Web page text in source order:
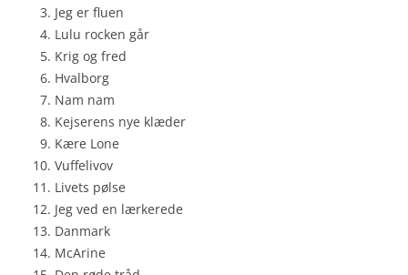
Jeg er fluen
Lulu rocken går
Krig og fred
Hvalborg
Nam nam
Kejserens nye klæder
Kære Lone
Vuffelivov
Livets pølse
Jeg ved en lærkerede
Danmark
McArine